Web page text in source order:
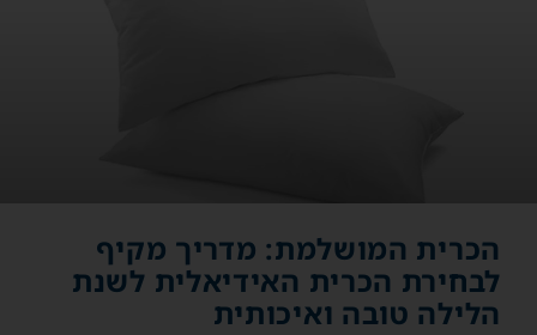
הכרית המושלמת: מדריך מקיף
לבחירת הכרית האידיאלית לשנת
הלילה טובה ואיכותית